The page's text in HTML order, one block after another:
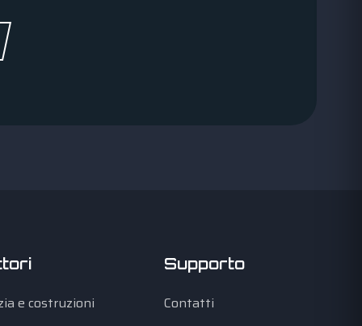
e costruzioni
Supporto
Contatti